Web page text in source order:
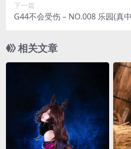
下一篇
G44不会受伤 – NO.008 乐园(真
相关文章